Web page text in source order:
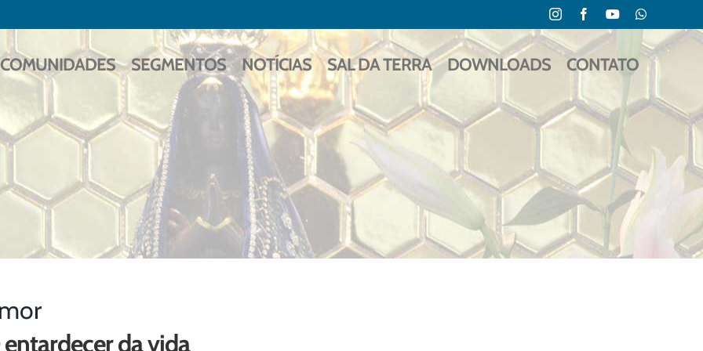
InstagramFacebookYouTubeWhatsApp
COMUNIDADES SEGMENTOS NOTÍCIAS SAL DA TERRA DOWNLOADS CONTATO
entardecer da vida